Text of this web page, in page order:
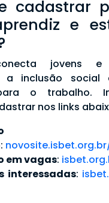
cadastrar
e
jovens e
a inclusão social
o trabalho.
nos links
:
em vagas:
interessadas: